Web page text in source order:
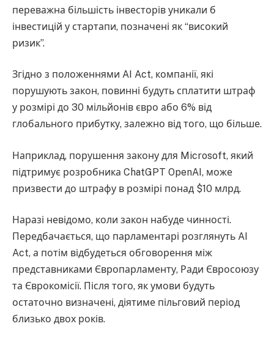
переважна більшість інвесторів уникали б
інвестицій у стартапи, позначені як “високий
ризик”.
Згідно з положеннями AI Act, компанії, які
порушують закон, повинні будуть сплатити штраф
у розмірі до 30 мільйонів євро або 6% від
глобального прибутку, залежно від того, що більше.
Наприклад, порушення закону для Microsoft, який
підтримує розробника ChatGPT OpenAI, може
призвести до штрафу в розмірі понад $10 млрд.
Наразі невідомо, коли закон набуде чинності.
Передбачається, що парламентарі розглянуть AI
Act, а потім відбудеться обговорення між
представниками Європарламенту, Ради Євросоюзу
та Єврокомісії. Після того, як умови будуть
остаточно визначені, діятиме пільговий період
близько двох років.